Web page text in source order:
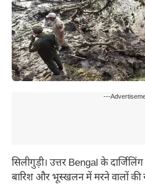
---
सिलीगुड़ी। उत्तर Bengal के
बारिश और भूस्खलन में मरने वालों की